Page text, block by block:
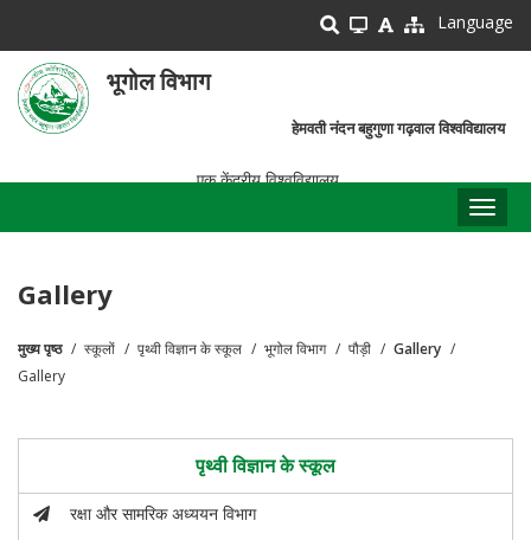
main
content
Language
भूगोल विभाग
हेमवती नंदन बहुगुणा गढ़वाल विश्वविद्यालय
एक केंद्रीय विश्वविद्यालय
Gallery
पग
मुख्य पृष्ठ स्कूलों पृथ्वी विज्ञान के स्कूल भूगोल विभाग पौड़ी
Gallery
Gallery
पृथ्वी विज्ञान के स्कूल
रक्षा और सामरिक अध्ययन विभाग